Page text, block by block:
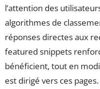
l’attention des
algorithmes de
réponses directes aux
featured snippets
bénéficient, tout en
est dirigé vers ces